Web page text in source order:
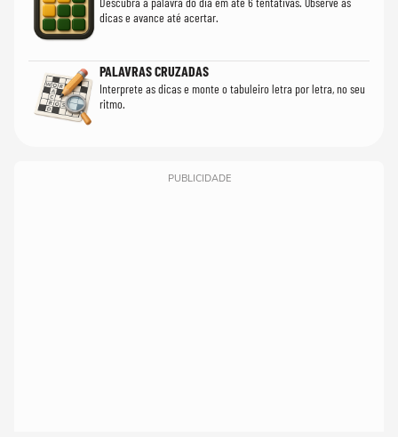
dicas e avance até acertar.
PALAVRAS CRUZADAS
Interprete as dicas e monte o tabuleiro letra por letra, no seu
ritmo.
PUBLICIDADE